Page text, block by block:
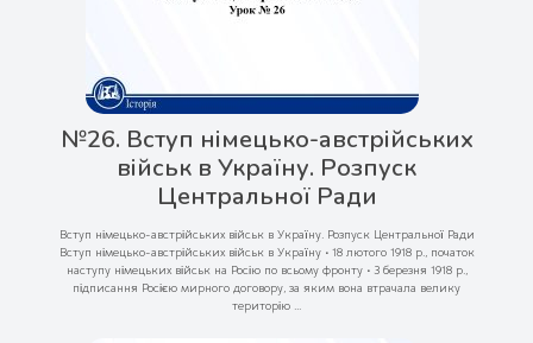
№26. Вступ німецько-австрійських
військ в Україну. Розпуск
Центральної Ради
Вступ німецько-австрійських військ в Україну. Розпуск Центральної Ради
Вступ німецько-австрійських військ в Україну • 18 лютого 1918 р., початок
наступу німецьких військ на Росію по всьому фронту • 3 березня 1918 р.,
підписання Росією мирного договору, за яким вона втрачала велику
територію ...